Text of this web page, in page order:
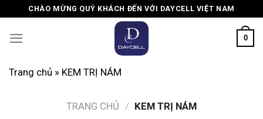
content
CHÀO MỪNG QUÝ KHÁCH ĐẾN VỚI DAYCELL VIỆT NAM
0
Trang chủ » KEM TRỊ NÁM
TRANG CHỦ / KEM TRỊ NÁM